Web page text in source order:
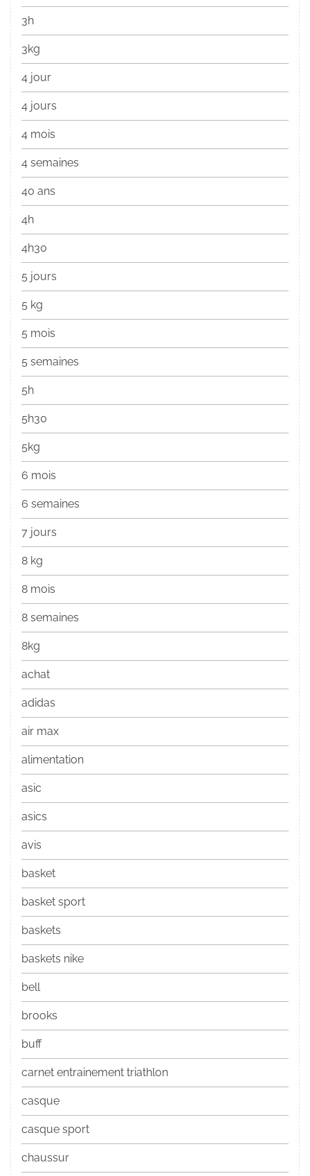
3h
3kg
4 jour
4 jours
4 mois
4 semaines
40 ans
4h
4h30
5 jours
5 kg
5 mois
5 semaines
5h
5h30
5kg
6 mois
6 semaines
7 jours
8 kg
8 mois
8 semaines
8kg
achat
adidas
air max
alimentation
asic
asics
avis
basket
basket sport
baskets
baskets nike
bell
brooks
buff
carnet entrainement triathlon
casque
casque sport
chaussur